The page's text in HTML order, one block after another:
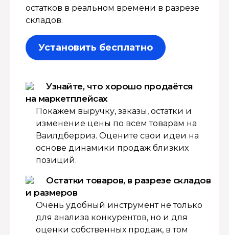
остатков в реальном времени в разрезе
складов.
Установить бесплатно
Узнайте, что хорошо продаётся
на маркетплейсах
Покажем выручку, заказы, остатки и
изменение цены по всем товарам на
Ваилдберриз. Оцените свои идеи на
основе динамики продаж близких
позиций.
Остатки товаров, в разрезе складов
и размеров
Очень удобный инструмент не только
для анализа конкурентов, но и для
оценки собственных продаж, в том